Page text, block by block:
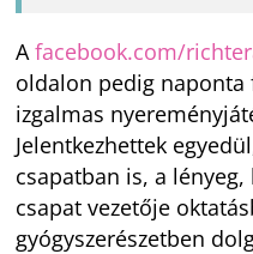
Afacebook.com/
oldalon pedig
izgalmas
Jelentkezhettek
csapatban is, a
csapat vezetője
gyógyszerészetben